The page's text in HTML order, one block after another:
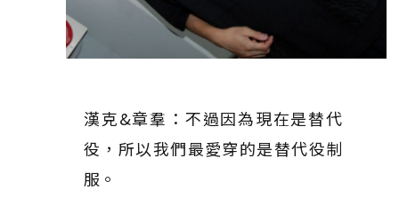
漢克&章羣：不過因為現在是替代
役，所以我們最愛穿的是替代役制
服。